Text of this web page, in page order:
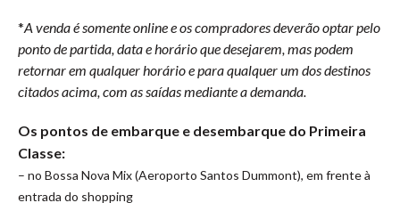
*A venda é somente online e os compradores deverão optar pelo
ponto de partida, data e horário que desejarem, mas podem
retornar em qualquer horário e para qualquer um dos destinos
citados acima, com as saídas mediante a demanda.
Os pontos de embarque e desembarque do Primeira
Classe:
– no Bossa Nova Mix (Aeroporto Santos Dummont), em frente à
entrada do shopping